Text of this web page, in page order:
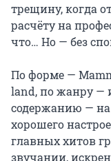
трещину, когда
расчёту на
что… Но — без
По форме —
land, по жанру —
содержанию — на
хорошего
главных хитов
звучании,